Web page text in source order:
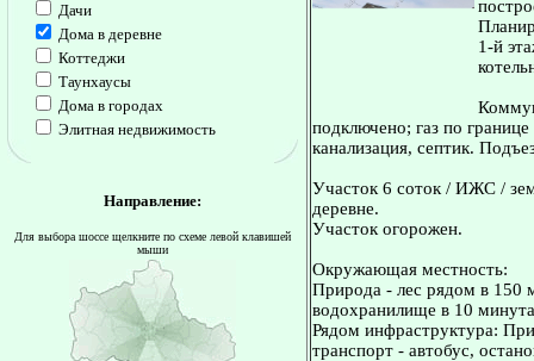
Дачи
Дома в деревне
Коттеджи
Таунхаусы
Дома в городах
Элитная недвижимость
Направление:
Для выбора шоссе щелкните по схеме левой клавишей
мыши
1-й
подключено; газ по
канализация, септик.
Участок 6 соток / ИЖС /
деревне.
Участок огорожен.
Окружающая местность:
Природа - лес рядом в 150
водохранилище в 10
Рядом инфраструктура:
транспорт - автобус,